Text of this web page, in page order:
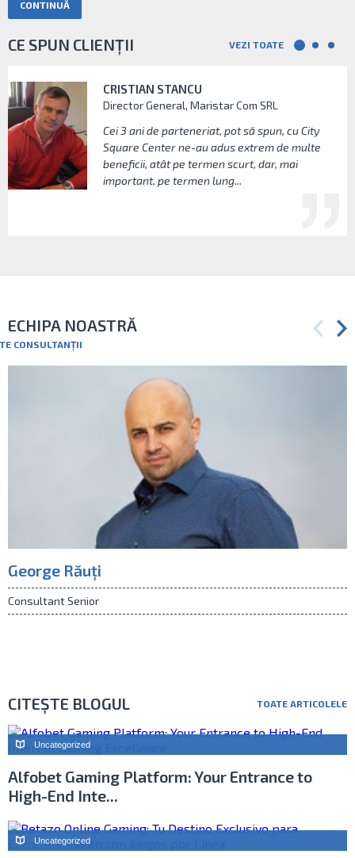
CE SPUN CLIENȚII VEZI TOATE
CRISTIAN STANCU
Director General, Maristar Com SRL
Cei 3 ani de parteneriat, pot să spun, cu City
Square Center ne-au adus extrem de multe
beneficii, atât pe termen scurt, dar, mai
important, pe termen lung...
City Square Center ne-a reprezentat firma la
zeci de controale ale Inspectoratelor de
multe. Faptul că în toată această perioadă și
în urma acestor controale nu am primit nici
măcar o amendă...
De-a lungul relației cu City Square, am avut
multe de învățat. O concluzie pe care țin însă
înseamnă o interpretare corectă a legislației
muncii. City Square m-a ajutat să văd câte
avantaje...
ECHIPA NOASTRĂ
CONSULTANȚII
George Răuți
Consultant Senior
CITEȘTE BLOGUL TOATE ARTICOLELE
Uncategorized
Alfobet Gaming Platform: Your Entrance to
High-End Inte...
Uncategorized